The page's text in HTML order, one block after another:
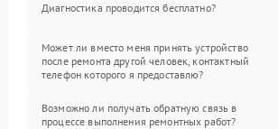
Диагностика проводится бесплатно?
Может ли вместо меня принять устройство
после ремонта другой человек, контактный
телефон которого я предоставлю?
Возможно ли получать обратную связь в
процессе выполнения ремонтных работ?